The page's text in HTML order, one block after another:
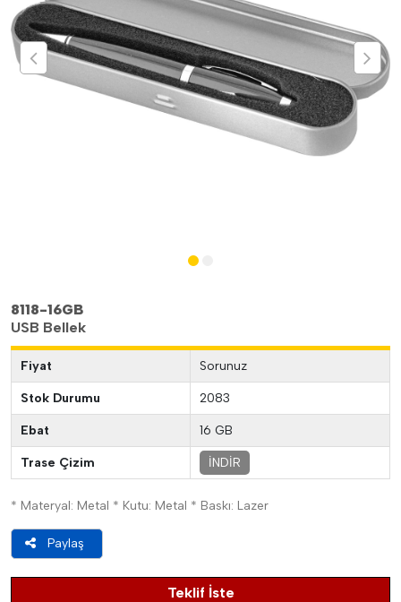
8118-16GB
USB Bellek
Fiyat Sorunuz
Stok Durumu 2083
Ebat 16 GB
Trase Çizim İNDİR
* Materyal: Metal * Kutu: Metal * Baskı: Lazer
Paylaş
Teklif İste